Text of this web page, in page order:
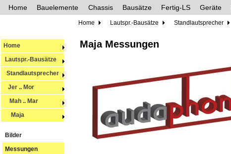
Home Bauelemente Chassis Bausätze Fertig-LS Geräte
Home Lautspr.-Bausätze Standlautsprecher
Home
Lautspr.-Bausätze
Standlautsprecher
Jer .. Mor
Mah .. Mar
Maja
Bilder
Messungen
Maja Messungen